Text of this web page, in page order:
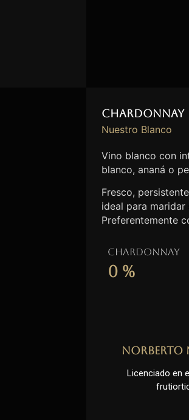
Chardonnay
Nuestro Blanco
Vino blanco con
blanco, ananá o
Fresco,
ideal para
Preferentemente
Chardonnay
0 %
Norberto
Licenciado en